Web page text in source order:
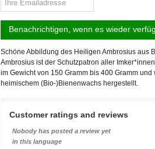
Benachrichtigen, wenn es wieder
Schöne Abbildung des Heiligen Ambrosius aus
Ambrosius ist der Schutzpatron aller
im Gewicht von 150 Gramm bis 400 Gramm und
heimischem (Bio-)Bienenwachs hergestellt.
Customer ratings and reviews
Nobody has posted a review yet
in this language